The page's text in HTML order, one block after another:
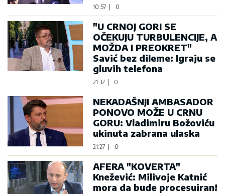
10:57 0
"U CRNOJ GORI SE
OČEKUJU TURBULENCIJE, A
MOŽDA I PREOKRET"
Savić bez dileme: Igraju se
gluvih telefona
21:32 0
NEKADAŠNJI AMBASADOR
PONOVO MOŽE U CRNU
GORU: Vladimiru Božoviću
ukinuta zabrana ulaska
21:27 0
AFERA "KOVERTA"
Knežević: Milivoje Katnić
mora da bude procesuiran!